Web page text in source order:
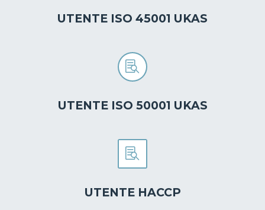
UTENTE ISO 45001 UKAS


UTENTE ISO 50001 UKAS


UTENTE HACCP